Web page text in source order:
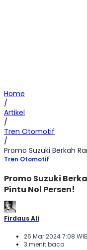
Home
/
Artikel
/
Tren Otomotif
/
Tren Otomotif
Promo Suzuki
Pintu Nol Persen!
Firdaus Ali
26 Mar 2024 7:08 WIB
3 menit baca